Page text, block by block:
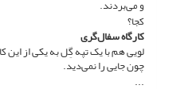
و می‌بردند.
کجا؟
کارگاه سفال‌گری
لویی هم با یک تپه گِل به یکی از این
چون جایی را نمی‌دید.
...